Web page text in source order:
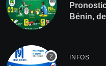
Bénin,
INFOS